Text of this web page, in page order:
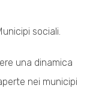
sociali.
una dinamica
nei municipi